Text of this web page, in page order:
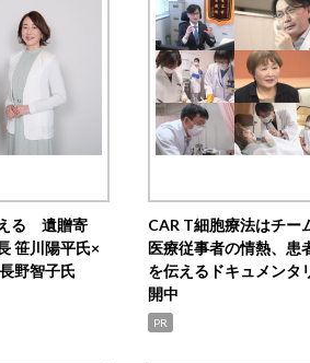
る 遺贈寄
笹川陽平氏×
野智子氏
CAR T細胞療法はチ
医療従事者の情熱、患
を伝えるドキュメンタ
開中
PR